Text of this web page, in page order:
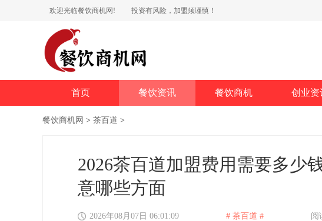
欢迎光临餐饮商机网! 投资有风险，加盟须谨慎！
首页 餐饮资讯 餐饮商机 创业资
餐饮商机网 > 茶百道 >
2026茶百道加盟费用需要多少
意哪些方面
2026年08月07日 06:01:09 # 茶百道 # 阅